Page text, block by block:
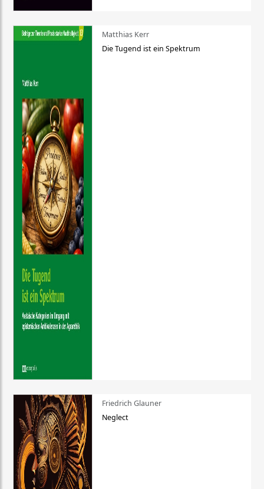
Matthias Kerr
Die Tugend ist ein Spektrum
Friedrich Glauner
Neglect